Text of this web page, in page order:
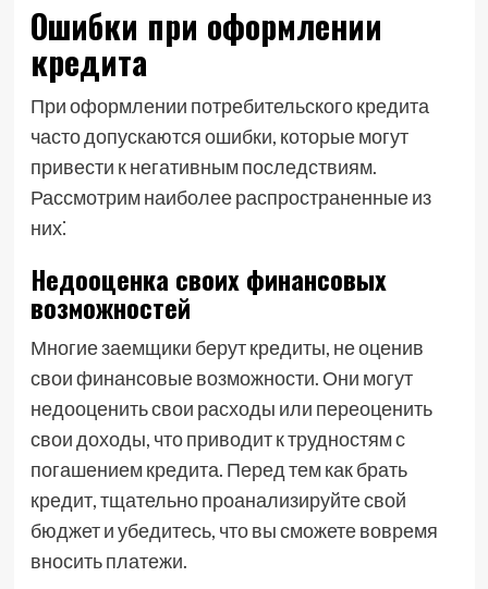
Ошибки при оформлении
кредита
При оформлении потребительского кредита
часто допускаются ошибки, которые могут
привести к негативным последствиям.
Рассмотрим наиболее распространенные из
них⁚
Недооценка своих финансовых
возможностей
Многие заемщики берут кредиты, не оценив
свои финансовые возможности. Они могут
недооценить свои расходы или переоценить
свои доходы, что приводит к трудностям с
погашением кредита. Перед тем как брать
кредит, тщательно проанализируйте свой
бюджет и убедитесь, что вы сможете вовремя
вносить платежи.